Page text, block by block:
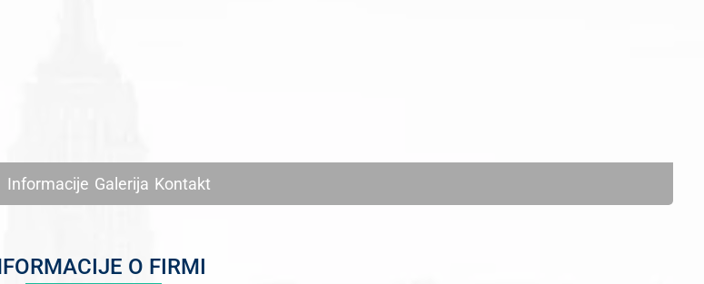
Informacije Galerija Kontakt
O FIRMI